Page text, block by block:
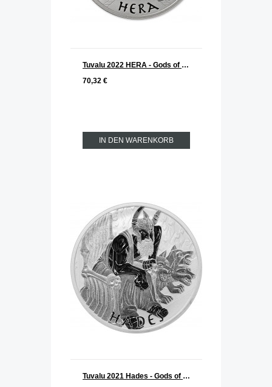
Tuvalu 2022 HERA - Gods of Olymp Silber 1 oz
70,32 €
IN DEN WARENKORB
Tuvalu 2021 Hades - Gods of Olymp Silber 1 oz